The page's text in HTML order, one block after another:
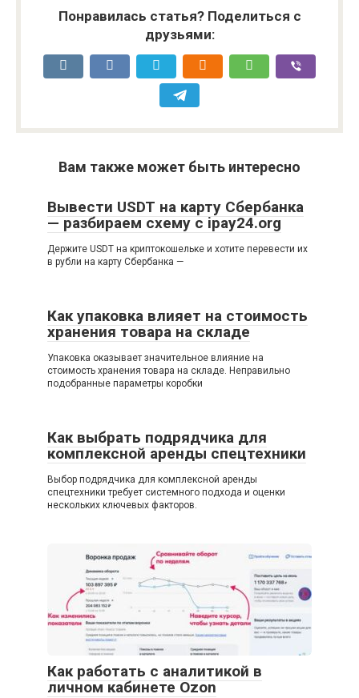
Понравилась статья? Поделиться с
друзьями:
Вам также может быть интересно
Вывести USDT на карту Сбербанка
— разбираем схему с ipay24.org
Держите USDT на криптокошельке и хотите перевести их
в рубли на карту Сбербанка —
Как упаковка влияет на стоимость
хранения товара на складе
Упаковка оказывает значительное влияние на
стоимость хранения товара на складе. Неправильно
подобранные параметры коробки
Как выбрать подрядчика для
комплексной аренды спецтехники
Выбор подрядчика для комплексной аренды
спецтехники требует системного подхода и оценки
нескольких ключевых факторов.
Как работать с аналитикой в
личном кабинете Ozon